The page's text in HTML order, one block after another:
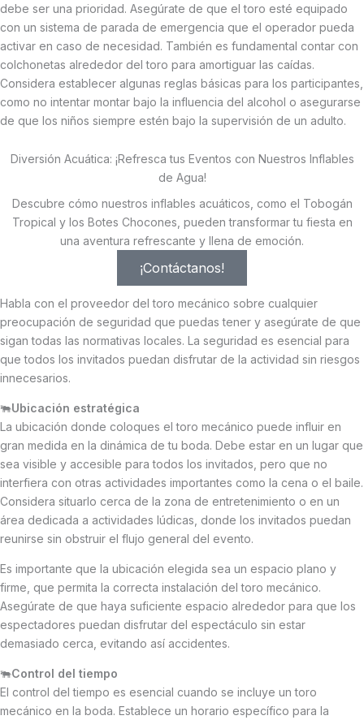
debe ser una prioridad. Asegúrate de que el toro esté equipado
con un sistema de parada de emergencia que el operador pueda
activar en caso de necesidad. También es fundamental contar con
colchonetas alrededor del toro para amortiguar las caídas.
Considera establecer algunas reglas básicas para los participantes,
como no intentar montar bajo la influencia del alcohol o asegurarse
de que los niños siempre estén bajo la supervisión de un adulto.
Diversión Acuática: ¡Refresca tus Eventos con Nuestros Inflables
de Agua!
Descubre cómo nuestros inflables acuáticos, como el Tobogán
Tropical y los Botes Chocones, pueden transformar tu fiesta en
una aventura refrescante y llena de emoción.
¡Contáctanos!
Habla con el proveedor del toro mecánico sobre cualquier
preocupación de seguridad que puedas tener y asegúrate de que
sigan todas las normativas locales. La seguridad es esencial para
que todos los invitados puedan disfrutar de la actividad sin riesgos
innecesarios.
🐃Ubicación estratégica
La ubicación donde coloques el toro mecánico puede influir en
gran medida en la dinámica de tu boda. Debe estar en un lugar que
sea visible y accesible para todos los invitados, pero que no
interfiera con otras actividades importantes como la cena o el baile.
Considera situarlo cerca de la zona de entretenimiento o en un
área dedicada a actividades lúdicas, donde los invitados puedan
reunirse sin obstruir el flujo general del evento.
Es importante que la ubicación elegida sea un espacio plano y
firme, que permita la correcta instalación del toro mecánico.
Asegúrate de que haya suficiente espacio alrededor para que los
espectadores puedan disfrutar del espectáculo sin estar
demasiado cerca, evitando así accidentes.
🐃Control del tiempo
El control del tiempo es esencial cuando se incluye un toro
mecánico en la boda. Establece un horario específico para la